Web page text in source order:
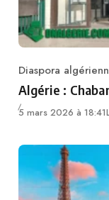
Category
Diaspora
Algérie :
5 mars 2026 à 18:41